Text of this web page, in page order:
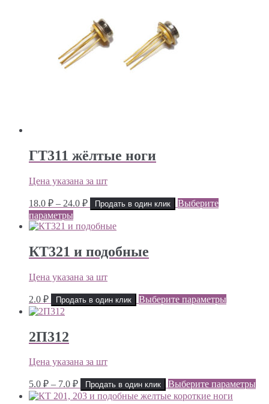
ГТ311 жёлтые ноги
Цена указана за шт
18.0 ₽ – 24.0 ₽Диапазон
цен:
18.0 ₽
24.0 ₽
Продать в один клик
Выберите
параметры
КТ321 и подобные
Цена указана за шт
2.0 ₽ Продать в один клик Выберите параметры
2П312
Цена указана за шт
5.0 ₽ – 7.0 ₽Диапазон
цен:
Продать в один клик Выберите параметры